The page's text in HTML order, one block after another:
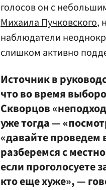
голосов он с
Михаила Пучковского,
наблюдатели
слишком активно
Источник в
что во время
Скворцов
уже тогда —
«давайте проведем
разберемся с
если проголосуете
кто еще хуже», —